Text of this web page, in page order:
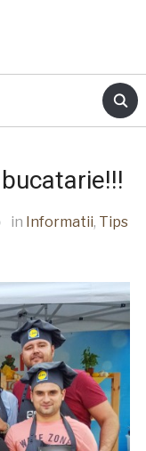
in Informatii, Tips